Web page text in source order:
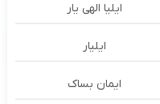
ایلیا الهی یار
ایلیار
ایمان بساک